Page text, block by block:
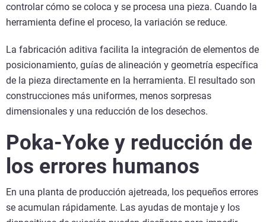
controlar cómo se coloca y se procesa una pieza. Cuando la
herramienta define el proceso, la variación se reduce.
La fabricación aditiva facilita la integración de elementos de
posicionamiento, guías de alineación y geometría específica
de la pieza directamente en la herramienta. El resultado son
construcciones más uniformes, menos sorpresas
dimensionales y una reducción de los desechos.
Poka-Yoke y reducción de
los errores humanos
En una planta de producción ajetreada, los pequeños errores
se acumulan rápidamente. Las ayudas de montaje y los